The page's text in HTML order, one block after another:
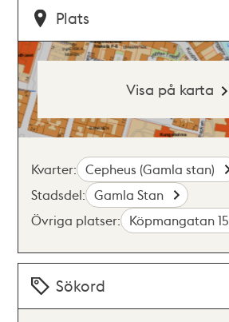
Plats
Visa på karta
Kvarter: Cepheus (Gamla stan)
Stadsdel: Gamla Stan
Övriga platser: Köpmangatan 15
Sökord